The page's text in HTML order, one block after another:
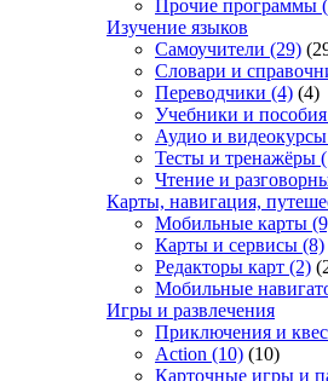
Прочие программы
Изучение языков
Самоучители (29)
Словари и
Переводчики (4) (4)
Учебники и пособия
Аудио и видеокурсы
Тесты и тренажёры
Чтение и
Карты, навигация,
Мобильные карты
Карты и сервисы (8)
Редакторы карт (2)
Мобильные
Игры и развлечения
Приключения и
Action (10) (10)
Карточные игры и